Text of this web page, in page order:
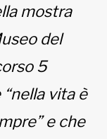
mostra
del
5
vita è
e che